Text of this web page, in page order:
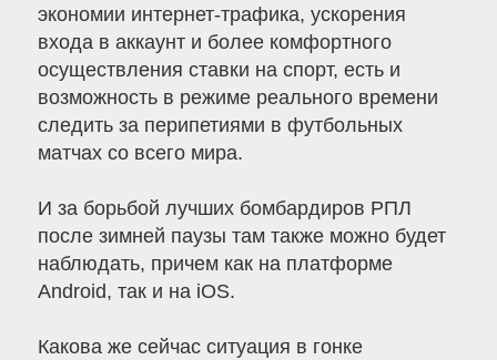
экономии интернет-трафика, ускорения
входа в аккаунт и более комфортного
осуществления ставки на спорт, есть и
возможность в режиме реального времени
следить за перипетиями в футбольных
матчах со всего мира.
И за борьбой лучших бомбардиров РПЛ
после зимней паузы там также можно будет
наблюдать, причем как на платформе
Android, так и на iOS.
Какова же сейчас ситуация в гонке